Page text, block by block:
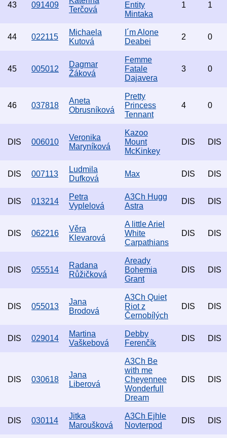
43 091409
Terčová
Entity
Mintaka
1 1
44 022115
Michaela
Kutová
I´m Alone
Deabei
2 0
45 005012
Dagmar
Žáková
Femme
Fatale
Dajavera
3 0
46 037818
Aneta
Obrusníková
Pretty
Princess
Tennant
4 0
DIS 006010
Veronika
Maryníková
Kazoo
Mount
McKinkey
DIS DIS
DIS 007113
Ludmila
Dufková
Max DIS DIS
DIS 013214
Petra
Vyplelová
A3Ch Hugg
Astra
DIS DIS
DIS 062216
Věra
Klevarová
A little Ariel
White
Carpathians
DIS DIS
DIS 055514
Radana
Růžičková
Aready
Bohemia
Grant
DIS DIS
DIS 055013
Jana
Brodová
A3Ch Quiet
Riot z
Černobílých
DIS DIS
DIS 029014
Martina
Vaškebová
Debby
Ferenčík
DIS DIS
DIS 030618
Jana
Liberová
A3Ch Be
with me
Cheyennee
Wonderfull
Dream
DIS DIS
DIS 030114
Jitka
Maroušková
A3Ch Ejhle
Novterpod
DIS DIS